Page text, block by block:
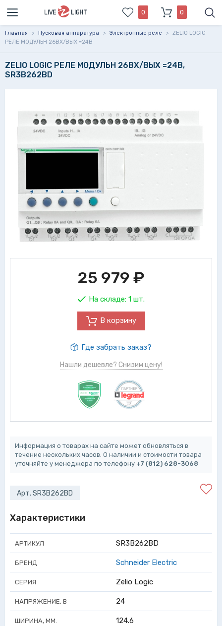
0 0
Главная > Пусковая аппаратура > Электронные реле >
ZELIO LOGIC
РЕЛЕ МОДУЛЬН 26ВХ/ВЫХ =24В
ZELIO LOGIC РЕЛЕ МОДУЛЬН 26ВХ/ВЫХ =24В,
SR3B262BD
25 979 ₽
На складе: 1 шт.
В корзину
Где забрать заказ?
Нашли дешевле? Снизим цену!
Информация о товарах на сайте может обновляться в
течение нескольких часов. О наличии и стоимости товара
уточняйте у менеджера по телефону +7 (812) 628-3068
Арт. SR3B262BD
Характеристики
АРТИКУЛ SR3B262BD
БРЕНД Schneider Electric
СЕРИЯ Zelio Logic
НАПРЯЖЕНИЕ, В 24
ШИРИНА, ММ. 124.6